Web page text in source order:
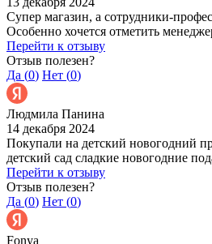
Супер магазин, а сотрудники-
Особенно хочется отметить
Перейти к отзыву
Отзыв полезен?
Да (0) Нет (0)
Людмила Панина
14 декабря 2024
Покупали на детский новогодний
детский сад сладкие новогодние
Перейти к отзыву
Отзыв полезен?
Да (0) Нет (0)
Fonya